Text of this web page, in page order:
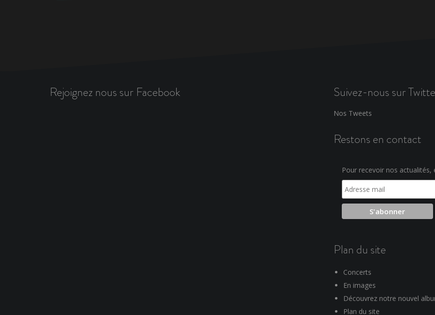
Rejoignez nous sur Facebook Suivez-nous sur
Nos Tweets
Restons en contact
Pour recevoir nos
Plan du site
Concerts
En images
Découvrez notre nouvel
Plan du site